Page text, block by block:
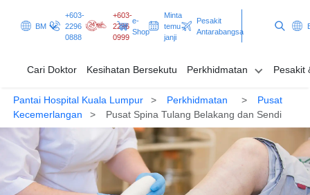
BM
+603-
2296
0888
+603-
2296
0999
e-
Shop
Minta
temu
janji
Pesakit
Antarabangsa
Cari Doktor Kesihatan Bersekutu Perkhidmatan Pesakit
Cari Doktor
Kesihatan Bersekutu
Perkhidmatan
Pantai Hospital Kuala Lumpur Perkhidmatan
Pusat
Kecemerlangan
Pusat Spina Tulang Belakang dan Sendi